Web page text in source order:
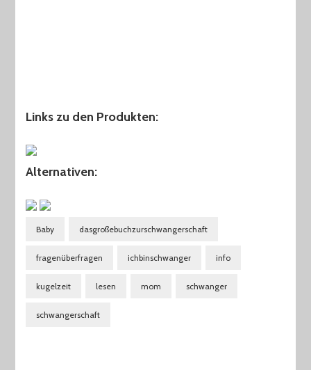
Links zu den Produkten:
Alternativen:
Baby dasgroßebuchzurschwangerschaft
fragenüberfragen ichbinschwanger info
kugelzeit lesen mom schwanger
schwangerschaft